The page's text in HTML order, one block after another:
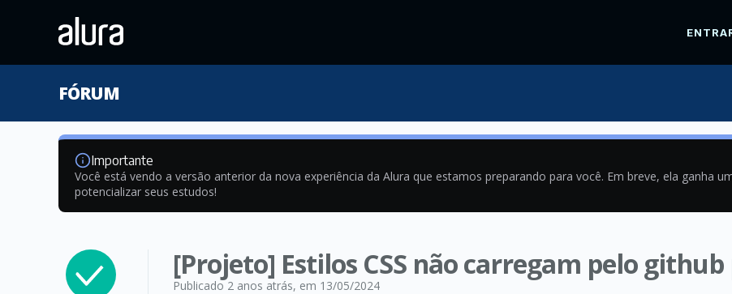
FÓRUM
Importante
Você está vendo a versão anterior da nova experiência da Alura que estamos preparando para você. Em breve, ela ganha
potencializar seus estudos!
[Projeto] Estilos CSS não carregam pelo github
Publicado 2 anos atrás, em 13/05/2024